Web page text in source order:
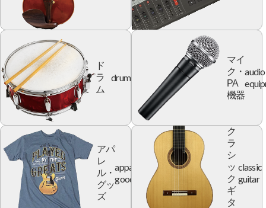
ド
ラ
ム
drum
マイ
ク・
PA
機器
audio
アパ
レ
ル・
グッ
ズ
apparel
goods
ク
ラ
シ
ッ
ク
ギ
タ
classic
guitar